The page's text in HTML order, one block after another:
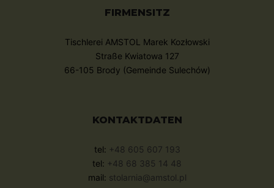
FIRMENSITZ
Tischlerei AMSTOL Marek Kozłowski
Straße Kwiatowa 127
66-105 Brody (Gemeinde Sulechów)
KONTAKTDATEN
tel: +48 605 607 193
tel: +48 68 385 14 48
mail: stolarnia@amstol.pl